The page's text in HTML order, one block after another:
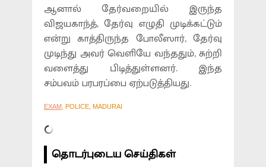
ஆனால் தேர்வறையில் இருந்த
விஜயகாந்த், தேர்வு எழுதி முடிக்கட்டும்
என்று காத்திருந்த போலீஸார், தேர்வு
முடிந்து அவர் வெளியே வந்ததும், சுற்றி
வளைத்து பிடித்துள்ளனர். இந்த
சம்பவம் பரபரப்பை ஏற்படுத்தியது.
EXAM , POLICE, MADURAI
தொடர்புடைய செய்திகள்